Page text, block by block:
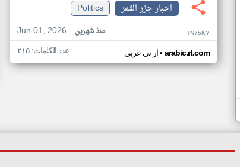
اخبار جزر القمر
Politics
Jun 01, 2026
منذ شهرين TN75KY
ار تي عربي• arabic.rt.com عدد الكلمات: ٢١٥